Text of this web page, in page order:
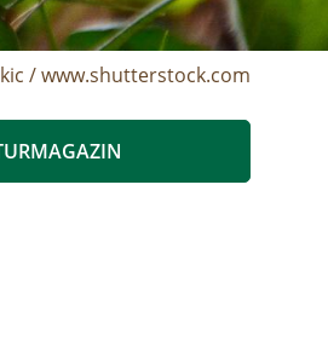
/ www.shutterstock.com